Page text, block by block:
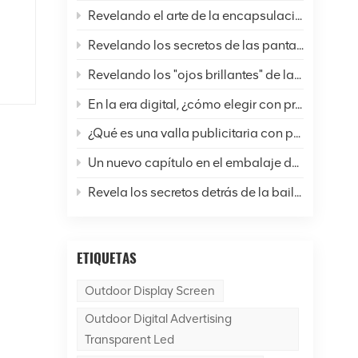
Revelando el arte de la encapsulación de pantallas LED: un análisis completo de seis técnicas comunes y perspectivas futuras
Revelando los secretos de las pantallas LED: ¿Cómo están cambiando nuestras vidas y el mundo?
Revelando los "ojos brillantes" de las pantallas LED: un análisis completo de la resolución
En la era digital, ¿cómo elegir con precisión las pantallas LED?
¿Qué es una valla publicitaria con pantalla LED para exteriores?
Un nuevo capítulo en el embalaje de pantallas LED: ¿Cuál es la diferencia entre la tecnología SMD y COB?
Revela los secretos detrás de la bailarina de la pantalla LED.
ETIQUETAS
Outdoor Display Screen
Outdoor Digital Advertising
Transparent Led